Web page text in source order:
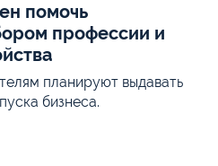
помочь
профессии и
планируют выдавать
бизнеса.